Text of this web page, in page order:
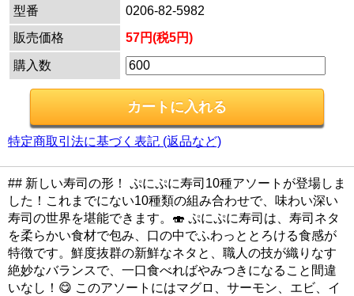
型番
0206-82-5982
販売価格
57円(税5円)
購入数
特定商取引法に基づく表記 (返品など)
## 新しい寿司の形！ ぷにぷに寿司10種アソートが登場しま
した！これまでにない10種類の組み合わせで、味わい深い
寿司の世界を堪能できます。🍣 ぷにぷに寿司は、寿司ネタ
を柔らかい食材で包み、口の中でふわっととろける食感が
特徴です。鮮度抜群の新鮮なネタと、職人の技が織りなす
絶妙なバランスで、一口食べればやみつきになること間違
いなし！😋 このアソートにはマグロ、サーモン、エビ、イ